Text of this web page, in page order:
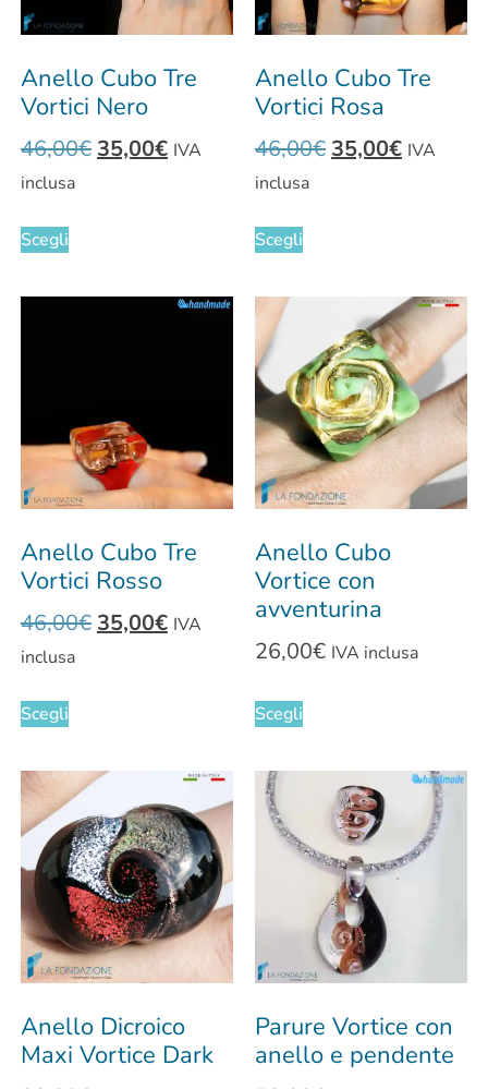
Anello Cubo Tre
Vortici Nero
46,00€ 35,00€ IVA
inclusa
Scegli
Anello Cubo Tre
Vortici Rosa
46,00€ 35,00€ IVA
inclusa
Scegli
Anello Cubo Tre
Vortici Rosso
46,00€ 35,00€ IVA
inclusa
Scegli
Anello Cubo
Vortice con
avventurina
26,00€ IVA inclusa
Scegli
Anello Dicroico
Maxi Vortice Dark
Parure Vortice con
anello e pendente